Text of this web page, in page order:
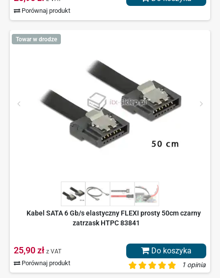
Porównaj produkt
Towar w drodze
1 opinia
Kabel SATA 6 Gb/s elastyczny FLEXI prosty 50cm czarny
zatrzask HTPC 83841
25,90 zł z VAT
Porównaj produkt
Do koszyka